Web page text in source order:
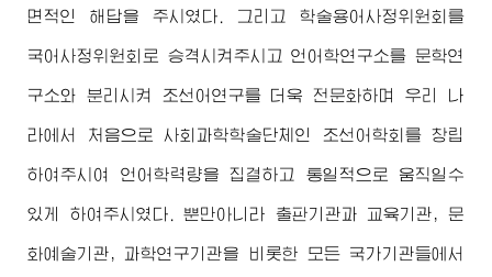
면적인 해답을 주시였다. 그리고 학술용어사정위원회를
국어사정위원회로 승격시켜주시고 언어학연구소를 문학연
구소와 분리시켜 조선어연구를 더욱 전문화하며 우리 나
라에서 처음으로 사회과학학술단체인 조선어학회를 창립
하여주시여 언어학력량을 집결하고 통일적으로 움직일수
있게 하여주시였다. 뿐만아니라 출판기관과 교육기관, 문
화예술기관, 과학연구기관을 비롯한 모든 국가기관들에서